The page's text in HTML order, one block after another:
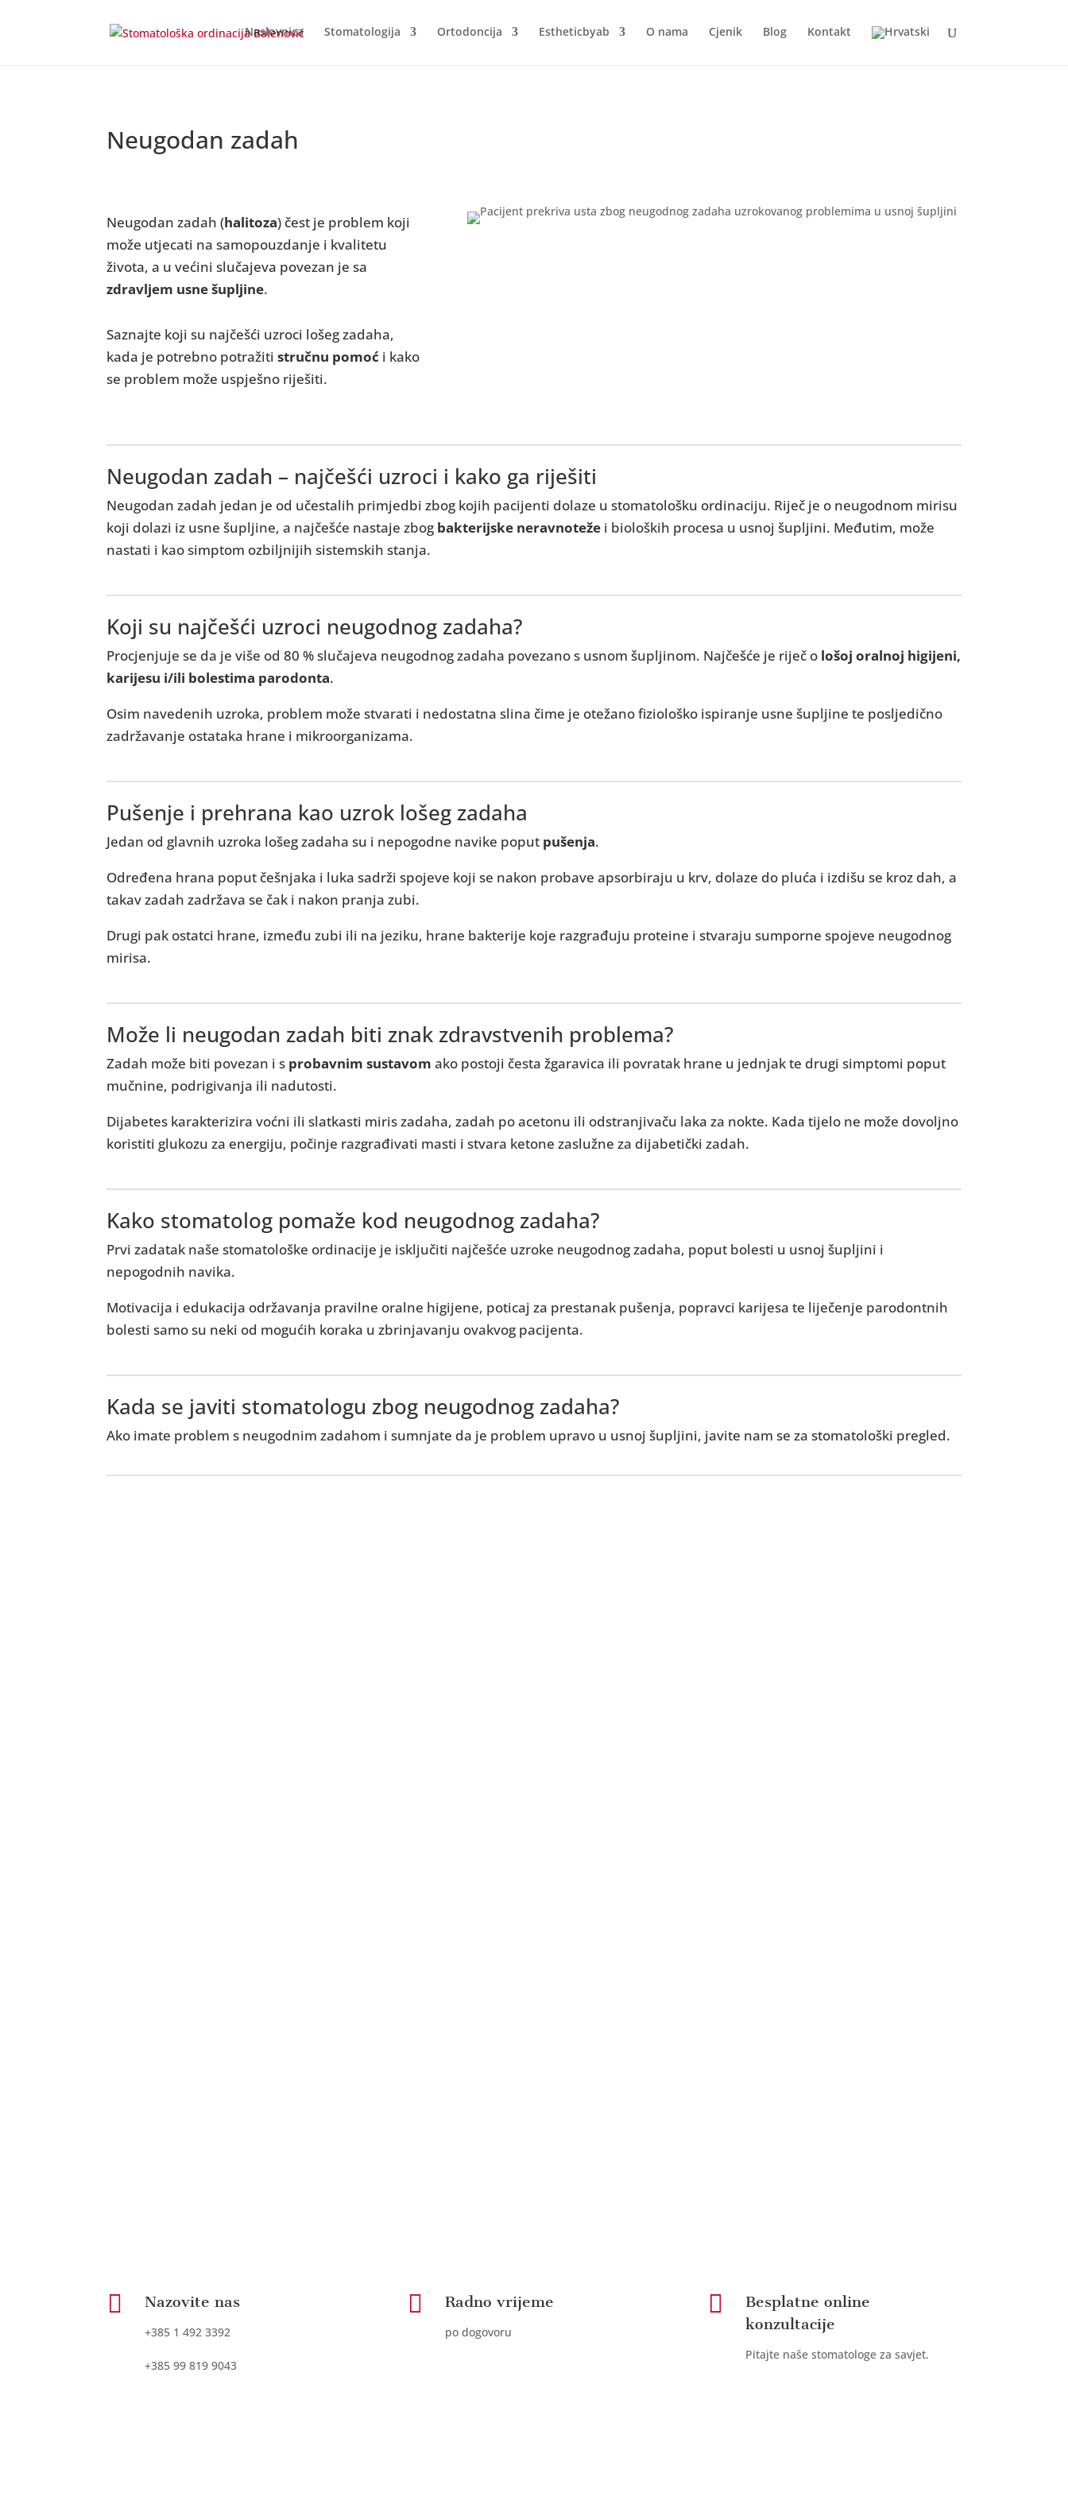
Naslovnica Stomatologija Ortodoncija Estheticbyab O nama Cjenik Blog Kontakt
Neugodan zadah
Neugodan zadah (halitoza) čest je problem koji
može utjecati na samopouzdanje i kvalitetu
života, a u većini slučajeva povezan je sa
zdravljem usne šupljine.
Saznajte koji su najčešći uzroci lošeg zadaha,
kada je potrebno potražiti stručnu pomoć i kako
se problem može uspješno riješiti.
Neugodan zadah – najčešći uzroci i kako ga riješiti
Neugodan zadah jedan je od učestalih primjedbi zbog kojih pacijenti dolaze u stomatološku ordinaciju. Riječ je o neugodnom mirisu
koji dolazi iz usne šupljine, a najčešće nastaje zbog bakterijske neravnoteže i bioloških procesa u usnoj šupljini. Međutim, može
nastati i kao simptom ozbiljnijih sistemskih stanja.
Koji su najčešći uzroci neugodnog zadaha?
Procjenjuje se da je više od 80 % slučajeva neugodnog zadaha povezano s usnom šupljinom. Najčešće je riječ o lošoj oralnoj higijeni,
karijesu i/ili bolestima parodonta.
Osim navedenih uzroka, problem može stvarati i nedostatna slina čime je otežano fiziološko ispiranje usne šupljine te posljedično
zadržavanje ostataka hrane i mikroorganizama.
Pušenje i prehrana kao uzrok lošeg zadaha
Jedan od glavnih uzroka lošeg zadaha su i nepogodne navike poput pušenja.
Određena hrana poput češnjaka i luka sadrži spojeve koji se nakon probave apsorbiraju u krv, dolaze do pluća i izdišu se kroz dah, a
takav zadah zadržava se čak i nakon pranja zubi.
Drugi pak ostatci hrane, između zubi ili na jeziku, hrane bakterije koje razgrađuju proteine i stvaraju sumporne spojeve neugodnog
mirisa.
Može li neugodan zadah biti znak zdravstvenih problema?
Zadah može biti povezan i s probavnim sustavom ako postoji česta žgaravica ili povratak hrane u jednjak te drugi simptomi poput
mučnine, podrigivanja ili nadutosti.
Dijabetes karakterizira voćni ili slatkasti miris zadaha, zadah po acetonu ili odstranjivaču laka za nokte. Kada tijelo ne može dovoljno
koristiti glukozu za energiju, počinje razgrađivati masti i stvara ketone zaslužne za dijabetički zadah.
Kako stomatolog pomaže kod neugodnog zadaha?
Prvi zadatak naše stomatološke ordinacije je isključiti najčešće uzroke neugodnog zadaha, poput bolesti u usnoj šupljini i
nepogodnih navika.
Motivacija i edukacija održavanja pravilne oralne higijene, poticaj za prestanak pušenja, popravci karijesa te liječenje parodontnih
bolesti samo su neki od mogućih koraka u zbrinjavanju ovakvog pacijenta.
Kada se javiti stomatologu zbog neugodnog zadaha?
Ako imate problem s neugodnim zadahom i sumnjate da je problem upravo u usnoj šupljini, javite nam se za stomatološki pregled.
 Nazovite nas
+385 1 492 3392
+385 99 819 9043
 Radno vrijeme
po dogovoru

Besplatne online
konzultacije
Pitajte naše stomatologe za savjet.